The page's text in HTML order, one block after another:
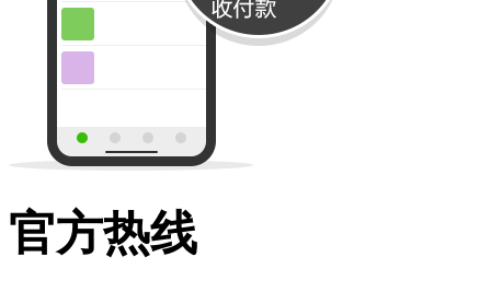
官方热线